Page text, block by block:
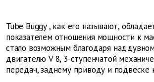
Tube Buggy , как его называют,
показателем отношения мощности к
стало возможным благодаря
двигателю V 8, 3-ступенчатой
передач, заднему приводу и подвеске